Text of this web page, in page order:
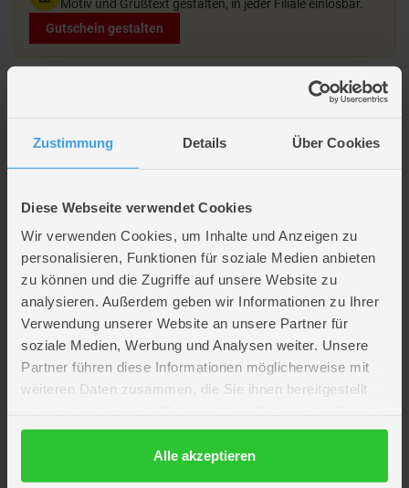
Zustimmung Details Über Cookies
Diese Webseite verwendet Cookies
Wir verwenden Cookies, um Inhalte und Anzeigen zu
personalisieren, Funktionen für soziale Medien anbieten
zu können und die Zugriffe auf unsere Website zu
analysieren. Außerdem geben wir Informationen zu Ihrer
Verwendung unserer Website an unsere Partner für
soziale Medien, Werbung und Analysen weiter. Unsere
Partner führen diese Informationen möglicherweise mit
weiteren Daten zusammen, die Sie ihnen bereitgestellt
gesammelt haben.
DatenschutzerklärungAlle akzeptieren
Motiv und Grußtext gestalten, in jeder Filiale einlösbar.
Gutschein gestalten
Besttoy - Motorikschleife
Mit 3 Schleifen und verschiedenen Holzperlen
Lieferumfang
Artikelmerkmale
Höhe ca. 17 cm
Marke
BESTTOY